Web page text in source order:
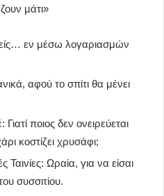
μάτι»
εν μέσω λογαριασμών
αφού το σπίτι θα μένει
ποιος δεν ονειρεύεται
κοστίζει χρυσάφι;
Ταινίες: Ωραία, για να είσαι
συσσιτίου.